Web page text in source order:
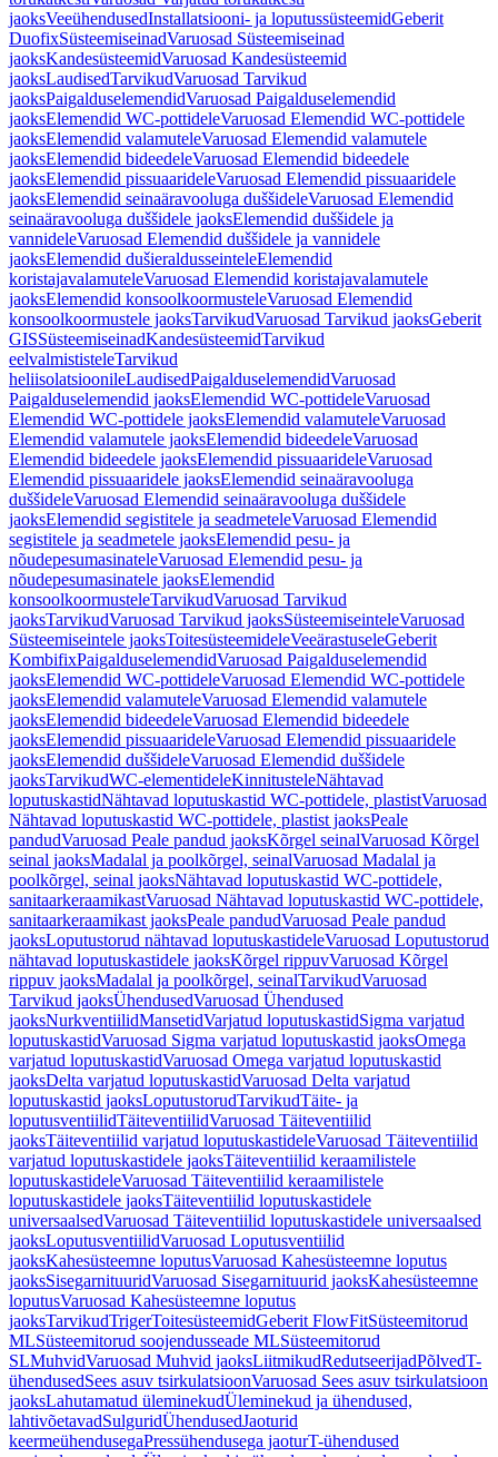
jaoksVeeühendusedInstallatsiooni- ja loputussüsteemidGeberit
DuofixSüsteemiseinadVaruosad Süsteemiseinad
jaoksKandesüsteemidVaruosad Kandesüsteemid
jaoksLaudisedTarvikudVaruosad Tarvikud
jaoksPaigalduselemendidVaruosad Paigalduselemendid
jaoksElemendid WC-pottideleVaruosad Elemendid WC-pottidele
jaoksElemendid valamuteleVaruosad Elemendid valamutele
jaoksElemendid bideedeleVaruosad Elemendid bideedele
jaoksElemendid pissuaarideleVaruosad Elemendid pissuaaridele
jaoksElemendid seinaäravooluga duššideleVaruosad Elemendid
seinaäravooluga duššidele jaoksElemendid duššidele ja
vannideleVaruosad Elemendid duššidele ja vannidele
jaoksElemendid dušieraldusseinteleElemendid
koristajavalamuteleVaruosad Elemendid koristajavalamutele
jaoksElemendid konsoolkoormusteleVaruosad Elemendid
konsoolkoormustele jaoksTarvikudVaruosad Tarvikud jaoksGeberit
GISSüsteemiseinadKandesüsteemidTarvikud
eelvalmististeleTarvikud
heliisolatsioonileLaudisedPaigalduselemendidVaruosad
Paigalduselemendid jaoksElemendid WC-pottideleVaruosad
Elemendid WC-pottidele jaoksElemendid valamuteleVaruosad
Elemendid valamutele jaoksElemendid bideedeleVaruosad
Elemendid bideedele jaoksElemendid pissuaarideleVaruosad
Elemendid pissuaaridele jaoksElemendid seinaäravooluga
duššideleVaruosad Elemendid seinaäravooluga duššidele
jaoksElemendid segistitele ja seadmeteleVaruosad Elemendid
segistitele ja seadmetele jaoksElemendid pesu- ja
nõudepesumasinateleVaruosad Elemendid pesu- ja
nõudepesumasinatele jaoksElemendid
konsoolkoormusteleTarvikudVaruosad Tarvikud
jaoksTarvikudVaruosad Tarvikud jaoksSüsteemiseinteleVaruosad
Süsteemiseintele jaoksToitesüsteemideleVeeärastuseleGeberit
KombifixPaigalduselemendidVaruosad Paigalduselemendid
jaoksElemendid WC-pottideleVaruosad Elemendid WC-pottidele
jaoksElemendid valamuteleVaruosad Elemendid valamutele
jaoksElemendid bideedeleVaruosad Elemendid bideedele
jaoksElemendid pissuaarideleVaruosad Elemendid pissuaaridele
jaoksElemendid duššideleVaruosad Elemendid duššidele
jaoksTarvikudWC-elementideleKinnitusteleNähtavad
loputuskastidNähtavad loputuskastid WC-pottidele, plastistVaruosad
Nähtavad loputuskastid WC-pottidele, plastist jaoksPeale
pandudVaruosad Peale pandud jaoksKõrgel seinalVaruosad Kõrgel
seinal jaoksMadalal ja poolkõrgel, seinalVaruosad Madalal ja
poolkõrgel, seinal jaoksNähtavad loputuskastid WC-pottidele,
sanitaarkeraamikastVaruosad Nähtavad loputuskastid WC-pottidele,
sanitaarkeraamikast jaoksPeale pandudVaruosad Peale pandud
jaoksLoputustorud nähtavad loputuskastideleVaruosad Loputustorud
nähtavad loputuskastidele jaoksKõrgel rippuvVaruosad Kõrgel
rippuv jaoksMadalal ja poolkõrgel, seinalTarvikudVaruosad
Tarvikud jaoksÜhendusedVaruosad Ühendused
jaoksNurkventiilidMansetidVarjatud loputuskastidSigma varjatud
loputuskastidVaruosad Sigma varjatud loputuskastid jaoksOmega
varjatud loputuskastidVaruosad Omega varjatud loputuskastid
jaoksDelta varjatud loputuskastidVaruosad Delta varjatud
loputuskastid jaoksLoputustorudTarvikudTäite- ja
loputusventiilidTäiteventiilidVaruosad Täiteventiilid
jaoksTäiteventiilid varjatud loputuskastideleVaruosad Täiteventiilid
varjatud loputuskastidele jaoksTäiteventiilid keraamilistele
loputuskastideleVaruosad Täiteventiilid keraamilistele
loputuskastidele jaoksTäiteventiilid loputuskastidele
universaalsedVaruosad Täiteventiilid loputuskastidele universaalsed
jaoksLoputusventiilidVaruosad Loputusventiilid
jaoksKahesüsteemne loputusVaruosad Kahesüsteemne loputus
jaoksSisegarnituuridVaruosad Sisegarnituurid jaoksKahesüsteemne
loputusVaruosad Kahesüsteemne loputus
jaoksTarvikudTrigerToitesüsteemidGeberit FlowFitSüsteemitorud
MLSüsteemitorud soojendusseade MLSüsteemitorud
SLMuhvidVaruosad Muhvid jaoksLiitmikudRedutseerijadPõlvedT-
ühendusedSees asuv tsirkulatsioonVaruosad Sees asuv tsirkulatsioon
jaoksLahutamatud üleminekudÜleminekud ja ühendused,
lahtivõetavadSulguridÜhendusedJaoturid
keermeühendusegaPressühendusega jaoturT-ühendused